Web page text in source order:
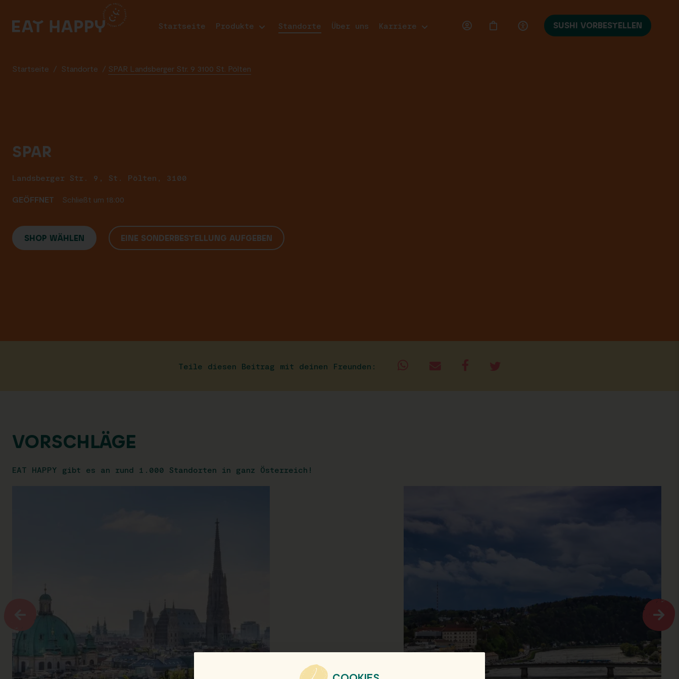
MAIN
Startseite Produkte Standorte Über uns Karriere SUSHI VORBESTELLEN
Startseite / Standorte / SPAR Landsberger Str. 9 3100 St. Pölten
SPAR
Landsberger Str. 9, St. Pölten, 3100
GEÖFFNET Schließt um 18:00
SHOP WÄHLEN EINE SONDERBESTELLUNG AUFGEBEN
Teile diesen Beitrag mit deinen Freunden:
VORSCHLÄGE
EAT HAPPY gibt es an rund 1.000 Standorten in ganz Österreich!